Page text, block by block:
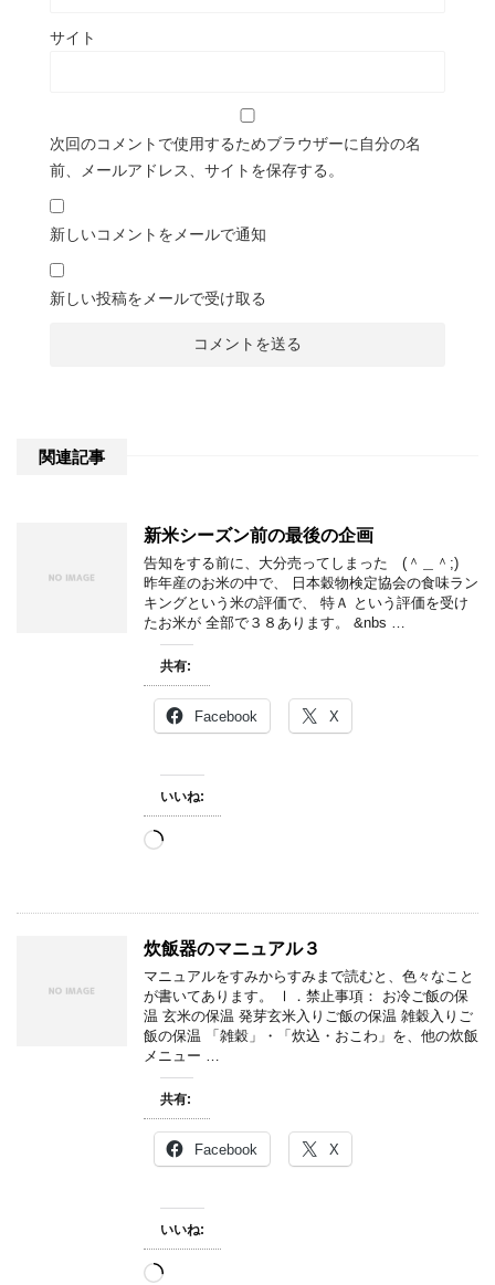
サイト
次回のコメントで使用するためブラウザーに自分の名
前、メールアドレス、サイトを保存する。
新しいコメントをメールで通知
新しい投稿をメールで受け取る
関連記事
新米シーズン前の最後の企画
告知をする前に、大分売ってしまった (＾＿＾;)
昨年産のお米の中で、 日本穀物検定協会の食味ラン
キングという米の評価で、 特Ａ という評価を受け
たお米が 全部で３８あります。 &nbs …
共有:
Facebook X
いいね:
読
み
炊飯器のマニュアル３
マニュアルをすみからすみまで読むと、色々なこと
が書いてあります。 Ⅰ．禁止事項： お冷ご飯の保
温 玄米の保温 発芽玄米入りご飯の保温 雑穀入りご
飯の保温 「雑穀」・「炊込・おこわ」を、他の炊飯
メニュー …
共有:
Facebook X
いいね:
読